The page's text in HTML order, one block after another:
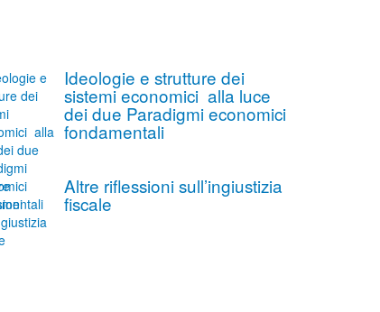
Ideologie e strutture dei
sistemi economici alla luce
dei due Paradigmi economici
fondamentali
Altre riflessioni sull’ingiustizia
fiscale